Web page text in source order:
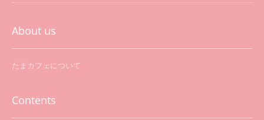
About us
たまカフェについて
Contents